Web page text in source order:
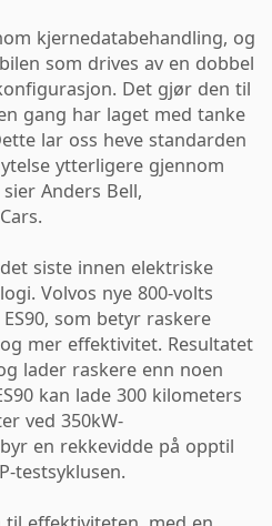
kjernedatabehandling, og
som drives av en dobbel
Det gjør den til
gang har laget med tanke
lar oss heve standarden
ytterligere gjennom
Anders Bell,
siste innen elektriske
Volvos nye 800-volts
som betyr raskere
mer effektivitet. Resultatet
lader raskere enn noen
kan lade 300 kilometers
ved 350kW-
en rekkevidde på opptil
testsyklusen.